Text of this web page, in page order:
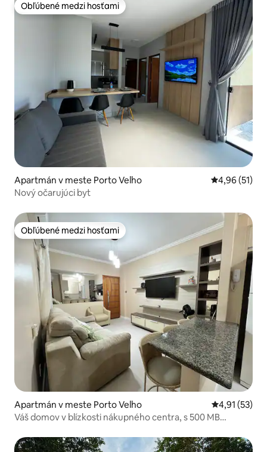
Obľúbené medzi hosťami
Obľúbené medzi hosťami
Apartmán v meste Porto Velho Priemerné
4,96 (51)
Nový očarujúci byt
Obľúbené medzi hosťami
Obľúbené medzi hosťami
Apartmán v meste Porto Velho Priemerné
4,91 (53)
Váš domov v blízkosti nákupného centra, s 500 MB